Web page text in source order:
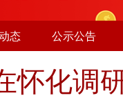
态 公示公告
怀化调